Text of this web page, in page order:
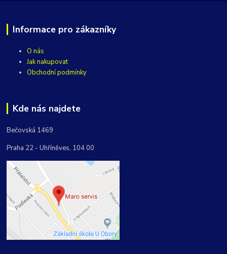
Informace pro zákazníky
O nás
Jak nakupovat
Obchodní podmínky
Kde nás najdete
Bečovská 1469
Praha 22 - Uhříněves, 104 00